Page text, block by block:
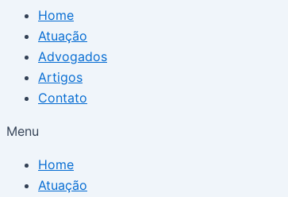
Home
Atuação
Advogados
Artigos
Contato
Menu
Home
Atuação